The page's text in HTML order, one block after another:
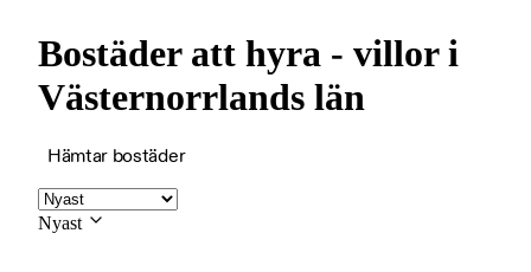
Bostäder att hyra - villor i
Västernorrlands län
Hämtar bostäder
Nyast